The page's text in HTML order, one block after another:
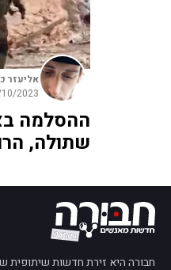
אליעזר
2023
ההסלמה
שתולה, הרוג
חבורה היא זירת חדשות שיתופית